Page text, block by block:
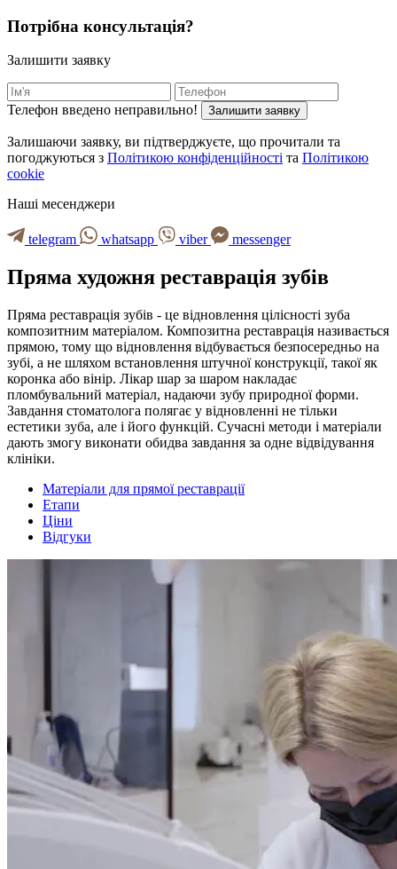
Потрібна консультація?
Залишити заявку
Телефон введено неправильно! Залишити заявку
Залишаючи заявку, ви підтверджуєте, що прочитали та
погоджуються з Політикою конфіденційності та Політикою
cookie
Наші месенджери
telegram whatsapp viber messenger
Пряма художня реставрація зубів
Пряма реставрація зубів - це відновлення цілісності зуба
композитним матеріалом. Композитна реставрація називається
прямою, тому що відновлення відбувається безпосередньо на
зубі, а не шляхом встановлення штучної конструкції, такої як
коронка або вінір. Лікар шар за шаром накладає
пломбувальний матеріал, надаючи зубу природної форми.
Завдання стоматолога полягає у відновленні не тільки
естетики зуба, але і його функцій. Сучасні методи і матеріали
дають змогу виконати обидва завдання за одне відвідування
клініки.
Матеріали для прямої реставрації
Етапи
Ціни
Відгуки